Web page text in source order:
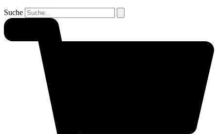
Suche